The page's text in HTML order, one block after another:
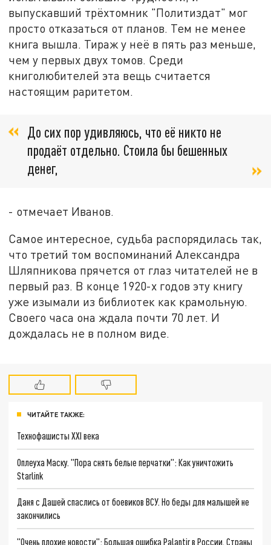
выпускавший трёхтомник "Политиздат" мог
просто отказаться от планов. Тем не менее
книга вышла. Тираж у неё в пять раз меньше,
чем у первых двух томов. Среди
книголюбителей эта вещь считается
настоящим раритетом.
До сих пор удивляюсь, что её никто не
продаёт отдельно. Стоила бы бешенных
денег,
- отмечает Иванов.
Самое интересное, судьба распорядилась так,
что третий том воспоминаний Александра
Шляпникова прячется от глаз читателей не в
первый раз. В конце 1920-х годов эту книгу
уже изымали из библиотек как крамольную.
Своего часа она ждала почти 70 лет. И
дождалась не в полном виде.
ЧИТАЙТЕ ТАКЖЕ:
Технофашисты XXI века
Оплеуха Маску. "Пора снять белые перчатки": Как уничтожить
Starlink
Даня с Дашей спаслись от боевиков ВСУ. Но беды для малышей не
закончились
"Очень плохие новости": Большая ошибка Palantir в России. Страны